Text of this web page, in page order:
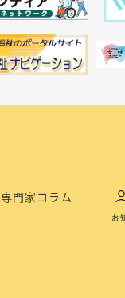
専門家コラム
お